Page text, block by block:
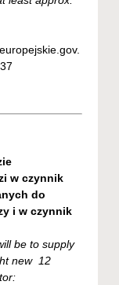
w czynnik
do
i w czynnik
be to supply
new 12